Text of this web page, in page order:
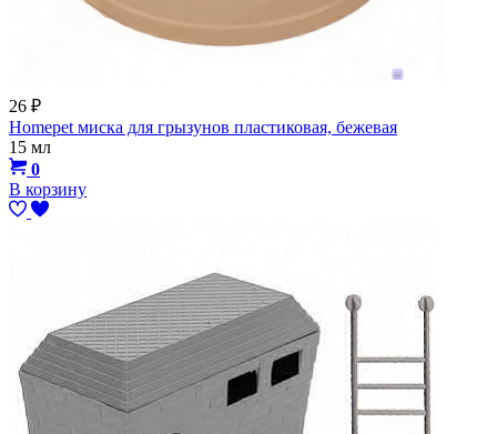
26 ₽
Homepet миска для грызунов пластиковая, бежевая
15 мл
0
В корзину